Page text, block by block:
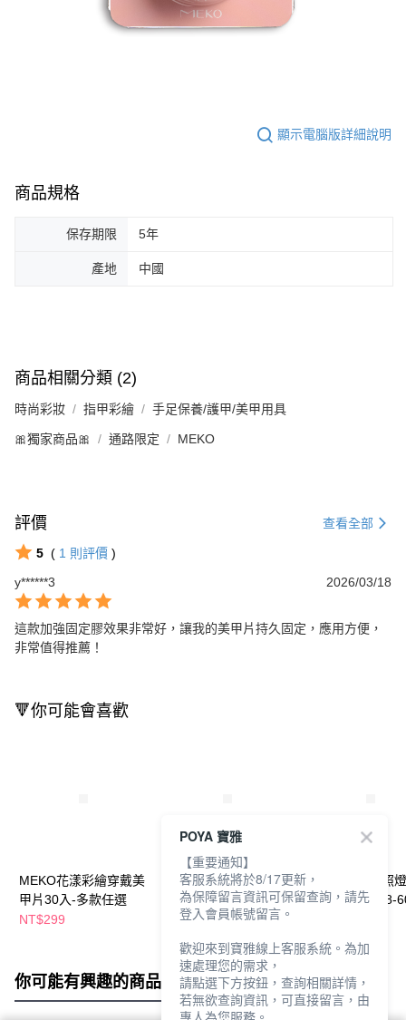
顯示電腦版詳細說明
商品規格
保存期限 5年
產地 中國
商品相關分類 (2)
時尚彩妝 指甲彩繪 手足保養/護甲/美甲用具
🎀獨家商品🎀 通路限定 MEKO
評價 查看全部
5 ( 1 則評價 )
y******3
2026/03/18
這款加強固定膠效果非常好，讓我的美甲片持久固定，應用方便，
非常值得推薦！
🔻你可能會喜歡
MEKO花漾彩繪穿戴美
甲片30入-多款任選
NT$299
MEKO指尖彩繪凝膠美
甲刷5入-入門組
NT$199
MEKO光感免照
美甲貼1入(H58-
你可能有興趣的商品 全站排行
POYA 寶雅
【重要通知】
客服系統將於8/17更新，
為保障留言資訊可保留查詢，請先
登入會員帳號留言。
歡迎來到寶雅線上客服系統。為加
速處理您的需求，
請點選下方按鈕，查詢相關詳情，
若無欲查詢資訊，可直接留言，由
專人為您服務。